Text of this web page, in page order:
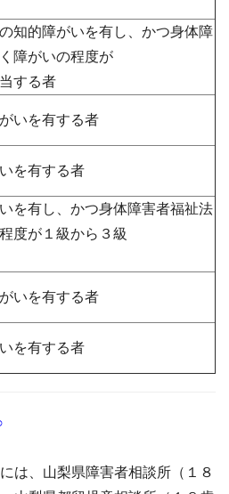
知的障がいを有し、かつ身体障
障がいの程度が
する者
いを有する者
を有する者
を有し、かつ身体障害者福祉法
度が１級から３級
いを有する者
を有する者
は、山梨県障害者相談所（１８